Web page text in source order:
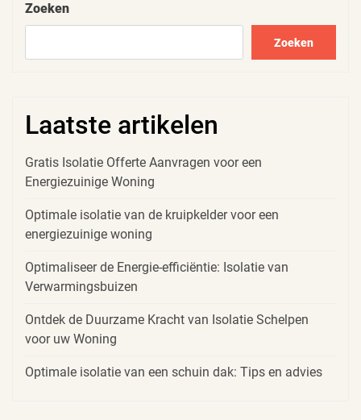
Zoeken
Zoeken
Laatste artikelen
Gratis Isolatie Offerte Aanvragen voor een
Energiezuinige Woning
Optimale isolatie van de kruipkelder voor een
energiezuinige woning
Optimaliseer de Energie-efficiëntie: Isolatie van
Verwarmingsbuizen
Ontdek de Duurzame Kracht van Isolatie Schelpen
voor uw Woning
Optimale isolatie van een schuin dak: Tips en advies